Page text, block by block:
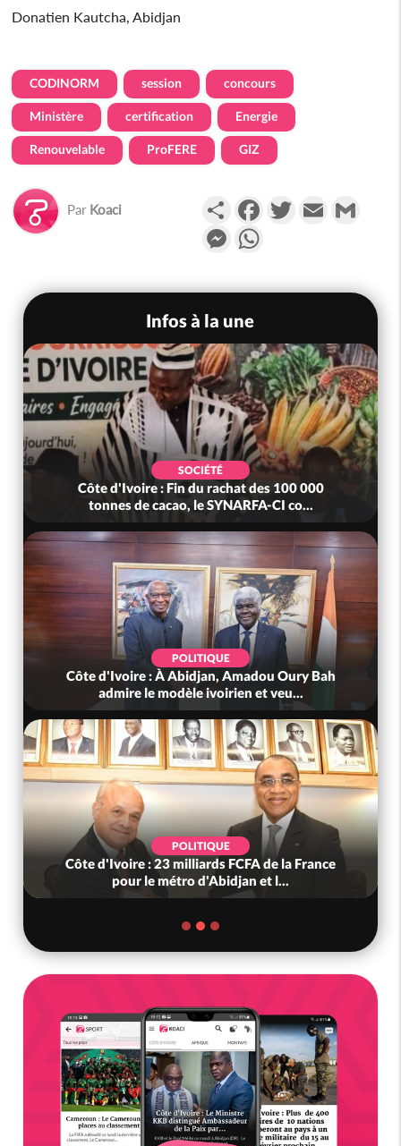
Donatien Kautcha, Abidjan
CODINORM session concours
Ministère certification Energie
Renouvelable ProFERE GIZ
Par Koaci PartagerFacebookTwitterEmail
Messenger
Infos à la une
SOCIÉTÉ
Côte d'Ivoire : Fin du rachat des 100 000
tonnes de cacao, le SYNARFA-CI co...
POLITIQUE
Côte d'Ivoire : À Abidjan, Amadou Oury Bah
admire le modèle ivoirien et veu...
POLITIQUE
Côte d'Ivoire : 23 milliards FCFA de la France
pour le métro d'Abidjan et l...